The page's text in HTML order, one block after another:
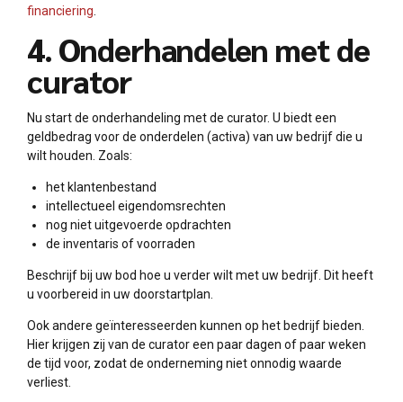
financiering
4. Onderhandelen met de
curator
Nu start de onderhandeling met de curator. U biedt een
geldbedrag voor de onderdelen (activa) van uw bedrijf die u
wilt houden. Zoals:
het klantenbestand
intellectueel eigendomsrechten
nog niet uitgevoerde opdrachten
de inventaris of voorraden
Beschrijf bij uw bod hoe u verder wilt met uw bedrijf. Dit heeft
u voorbereid in uw doorstartplan.
Ook andere geïnteresseerden kunnen op het bedrijf bieden.
Hier krijgen zij van de curator een paar dagen of paar weken
de tijd voor, zodat de onderneming niet onnodig waarde
verliest.